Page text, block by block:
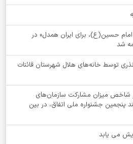
امام حسین(ع)، برای ایران همدل» در
شد
نان نذری توسط خانه‌های هلال شهرستان قائنات
در شاخص میزان مشارکت سازمان‌های
پنجمین جشنواره ملی اتفاق، در بین
می یابد